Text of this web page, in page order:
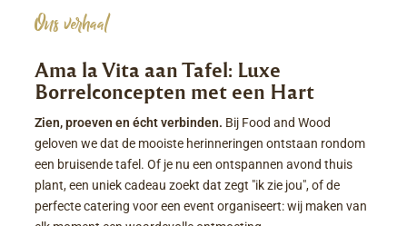
Ons verhaal
Ama la Vita aan Tafel: Luxe
Borrelconcepten met een Hart
Zien, proeven en écht verbinden. Bij Food and Wood
geloven we dat de mooiste herinneringen ontstaan rondom
een bruisende tafel. Of je nu een ontspannen avond thuis
plant, een uniek cadeau zoekt dat zegt "ik zie jou", of de
perfecte catering voor een event organiseert: wij maken van